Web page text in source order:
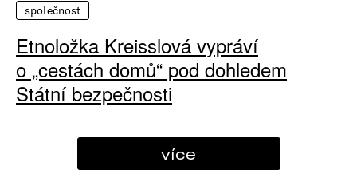
společnost
Etnoložka Kreisslová vypráví
o „cestách domů“ pod dohledem
Státní bezpečnosti
více